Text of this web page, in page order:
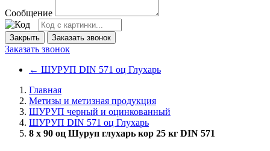
Сообщение
Закрыть Заказать звонок
Заказать звонок
← ШУРУП DIN 571 оц Глухарь
Главная
Метизы и метизная продукция
ШУРУП черный и оцинкованный
ШУРУП DIN 571 оц Глухарь
8 х 90 оц Шуруп глухарь кор 25 кг DIN 571